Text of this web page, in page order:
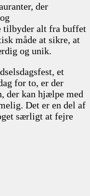
der
tilbyder alt fra buffet
måde at sikre, at
og unik.
et
for to, er der
der kan hjælpe med
Det er en del af
særligt at fejre